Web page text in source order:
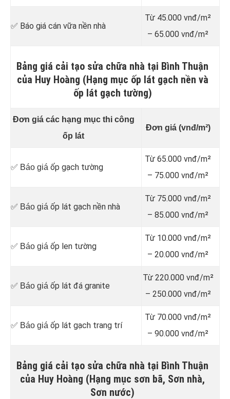
✅ Báo giá cán vữa nền nhà
Từ 45.000 vnđ/m²
– 65.000 vnđ/m²
Bảng giá cải tạo sửa chữa nhà tại Bình Thuận
của Huy Hoàng (Hạng mục ốp lát gạch nền và
ốp lát gạch tường)
Đơn giá các hạng mục thi công
ốp lát
Đơn giá (vnđ/m²)
✅ Báo giá ốp gạch tường
Từ 65.000 vnđ/m²
– 75.000 vnđ/m²
✅ Báo giá ốp lát gạch nền nhà
Từ 75.000 vnđ/m²
– 85.000 vnđ/m²
✅ Báo giá ốp len tường
Từ 10.000 vnđ/m²
– 20.000 vnđ/m²
✅ Báo giá ốp lát đá granite
Từ 220.000 vnđ/m²
– 250.000 vnđ/m²
✅ Báo giá ốp lát gạch trang trí
Từ 70.000 vnđ/m²
– 90.000 vnđ/m²
Bảng giá cải tạo sửa chữa nhà tại Bình Thuận
của Huy Hoàng (Hạng mục sơn bã, Sơn nhà,
Sơn nước)